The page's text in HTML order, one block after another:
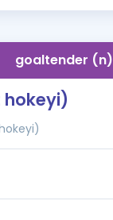
goaltender (n)
hokeyi)